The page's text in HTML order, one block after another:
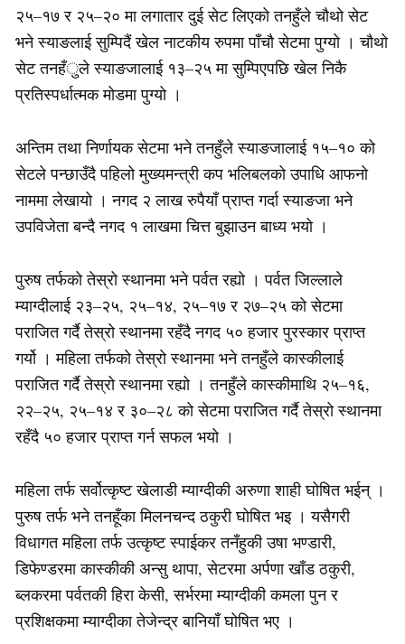
२५–१७ र २५–२० मा लगातार दुई सेट लिएको तनहुँले चौथो सेट
भने स्याङलाई सुम्पिदैं खेल नाटकीय रुपमा पाँचौ सेटमा पुग्यो । चौथो
सेट तनहँुले स्याङजालाई १३–२५ मा सुम्पिएपछि खेल निकै
प्रतिस्पर्धात्मक मोडमा पुग्यो ।
अन्तिम तथा निर्णायक सेटमा भने तनहुँले स्याङजालाई १५–१० को
सेटले पन्छाउँदै पहिलो मुख्यमन्त्री कप भलिबलको उपाधि आफनो
नाममा लेखायो । नगद २ लाख रुपैयाँ प्राप्त गर्दा स्याङजा भने
उपविजेता बन्दै नगद १ लाखमा चित्त बुझाउन बाध्य भयो ।
पुरुष तर्फको तेस्रो स्थानमा भने पर्वत रह्यो । पर्वत जिल्लाले
म्याग्दीलाई २३–२५, २५–१४, २५–१७ र २७–२५ को सेटमा
पराजित गर्दै तेस्रो स्थानमा रहँदै नगद ५० हजार पुरस्कार प्राप्त
गर्यो । महिला तर्फको तेस्रो स्थानमा भने तनहुँले कास्कीलाई
पराजित गर्दै तेस्रो स्थानमा रह्यो । तनहुँले कास्कीमाथि २५–१६,
२२–२५, २५–१४ र ३०–२८ को सेटमा पराजित गर्दै तेस्रो स्थानमा
रहँदै ५० हजार प्राप्त गर्न सफल भयो ।
महिला तर्फ सर्वोत्कृष्ट खेलाडी म्याग्दीकी अरुणा शाही घोषित भईन् ।
पुरुष तर्फ भने तनहूँका मिलनचन्द ठकुरी घोषित भइ । यसैगरी
विधागत महिला तर्फ उत्कृष्ट स्पाईकर तनँहुकी उषा भण्डारी,
डिफेण्डरमा कास्कीकी अन्सु थापा, सेटरमा अर्पणा खाँड ठकुरी,
ब्लकरमा पर्वतकी हिरा केसी, सर्भरमा म्याग्दीकी कमला पुन र
प्रशिक्षकमा म्याग्दीका तेजेन्द्र बानियाँ घोषित भए ।